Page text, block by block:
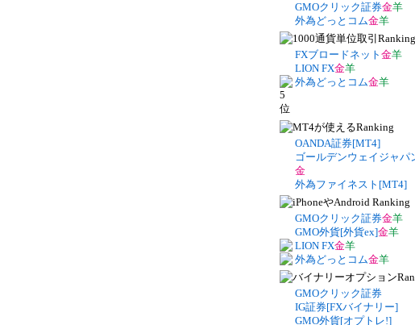
GMOクリック証券金羊
外為どっとコム金羊
FXブロードネット 金羊
LION FX金羊
外為どっとコム金羊
OANDA証券[MT4]
ゴールデンウェイジャパ
金
外為ファイネスト[MT4]
GMOクリック証券金羊
GMO外貨[外貨ex]金羊
LION FX金羊
外為どっとコム金羊
GMOクリック証券
IG証券[FXバイナリー]
GMO外貨[オプトレ!]